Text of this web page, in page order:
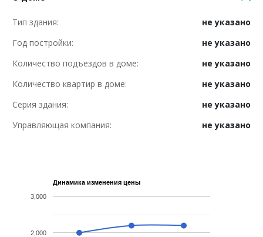
Тип здания:
не указано
Год постройки:
не указано
Количество подъездов в доме:
не указано
Количество квартир в доме:
не указано
Серия здания:
не указано
Управляющая компания:
не указано
Динамика изменения цены
2,000
3,000